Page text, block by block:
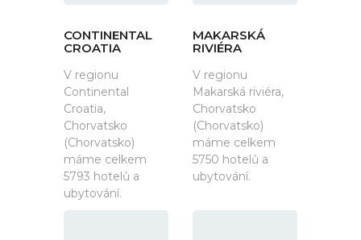
CONTINENTAL
CROATIA
V regionu
Continental
Croatia,
Chorvatsko
(Chorvatsko)
máme celkem
5793 hotelů a
ubytování.
MAKARSKÁ
RIVIÉRA
V regionu
Makarská riviéra,
Chorvatsko
(Chorvatsko)
máme celkem
5750 hotelů a
ubytování.